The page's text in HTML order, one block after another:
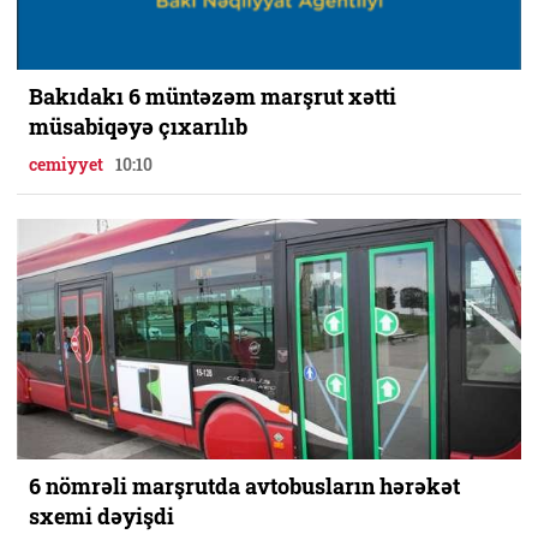
Bakıdakı 6 müntəzəm marşrut xətti
müsabiqəyə çıxarılıb
cemiyyet 10:10
6 nömrəli marşrutda avtobusların hərəkət
sxemi dəyişdi